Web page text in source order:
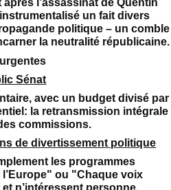
l’assassinat de Quentin
un fait divers
politique – un comble
la neutralité républicaine.
Sénat
avec un budget divisé par
la retransmission intégrale
commissions.
de divertissement politique
les programmes
ou "Chaque voix